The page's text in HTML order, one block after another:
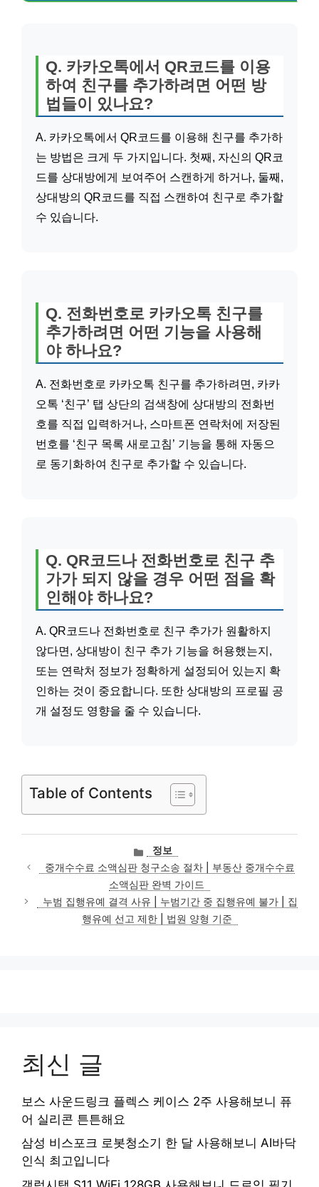
Q. 카카오톡에서 QR코드를 이용
하여 친구를 추가하려면 어떤 방
법들이 있나요?
A. 카카오톡에서 QR코드를 이용해 친구를 추가하
는 방법은 크게 두 가지입니다. 첫째, 자신의 QR코
드를 상대방에게 보여주어 스캔하게 하거나, 둘째,
상대방의 QR코드를 직접 스캔하여 친구로 추가할
수 있습니다.
Q. 전화번호로 카카오톡 친구를
추가하려면 어떤 기능을 사용해
야 하나요?
A. 전화번호로 카카오톡 친구를 추가하려면, 카카
오톡 ‘친구’ 탭 상단의 검색창에 상대방의 전화번
호를 직접 입력하거나, 스마트폰 연락처에 저장된
번호를 ‘친구 목록 새로고침’ 기능을 통해 자동으
로 동기화하여 친구로 추가할 수 있습니다.
Q. QR코드나 전화번호로 친구 추
가가 되지 않을 경우 어떤 점을 확
인해야 하나요?
A. QR코드나 전화번호로 친구 추가가 원활하지
않다면, 상대방이 친구 추가 기능을 허용했는지,
또는 연락처 정보가 정확하게 설정되어 있는지 확
인하는 것이 중요합니다. 또한 상대방의 프로필 공
개 설정도 영향을 줄 수 있습니다.
Table of Contents
카
테
고
리
정보
중개수수료 소액심판 청구소송 절차 | 부동산 중개수수료
소액심판 완벽 가이드
누범 집행유예 결격 사유 | 누범기간 중 집행유예 불가 | 집
행유예 선고 제한 | 법원 양형 기준
최신 글
보스 사운드링크 플렉스 케이스 2주 사용해보니 퓨
어 실리콘 튼튼해요
삼성 비스포크 로봇청소기 한 달 사용해보니 AI바닥
인식 최고입니다